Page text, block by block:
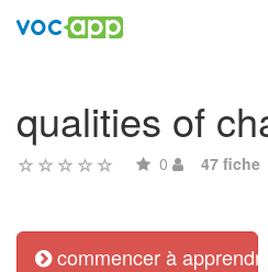
qualities of
0 47 fiche
commencer à apprendre